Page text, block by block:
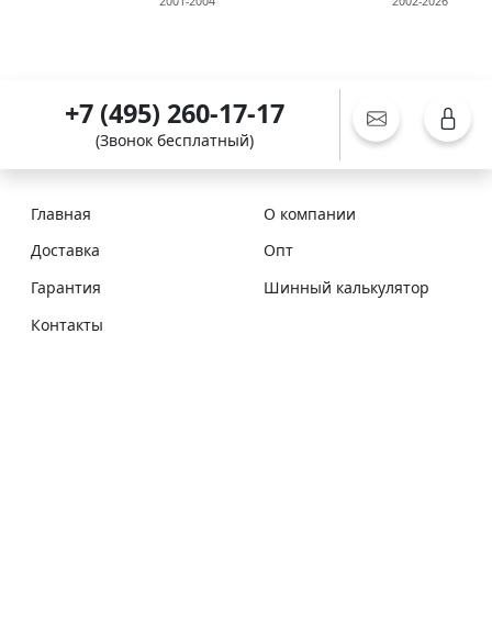
+7 (495) 260-17-17
(Звонок бесплатный)
Главная
О компании
Доставка
Опт
Гарантия
Шинный калькулятор
Контакты